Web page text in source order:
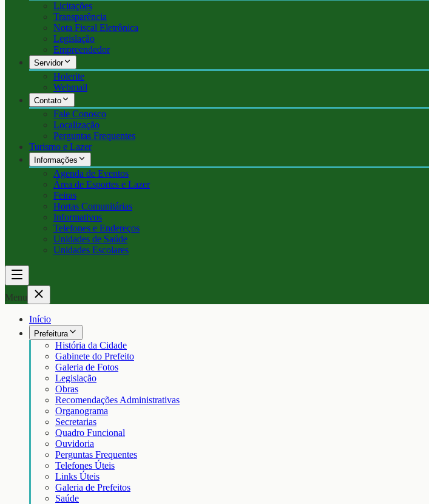
Licitações
Transparência
Nota Fiscal Eletrônica
Legislação
Empreendedor
Servidor
Holerite
Webmail
Contato
Fale Conosco
Localização
Perguntas Frequentes
Turismo e Lazer
Informações
Agenda de Eventos
Área de Esportes e Lazer
Feiras
Hortas Comunitárias
Informativos
Telefones e Endereços
Unidades de Saúde
Unidades Escolares
Menu
Início
Prefeitura
História da Cidade
Gabinete do Prefeito
Galeria de Fotos
Legislação
Obras
Recomendações Administrativas
Organograma
Secretarias
Quadro Funcional
Ouvidoria
Perguntas Frequentes
Telefones Úteis
Links Úteis
Galeria de Prefeitos
Saúde